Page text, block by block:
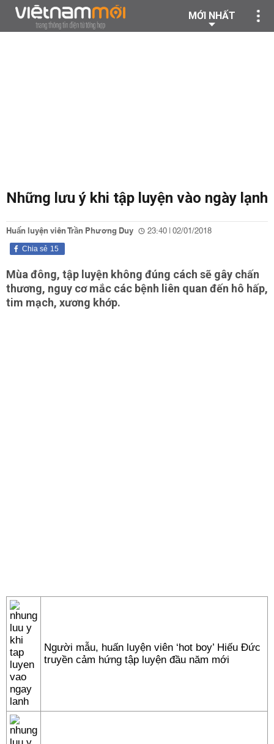
MỚI NHẤT
Những lưu ý khi tập luyện vào ngày lạnh
Huấn luyện viên Trần Phương Duy 23:40 | 02/01/2018
15
Chia sẻ
Mùa đông, tập luyện không đúng cách sẽ gây chấn
thương, nguy cơ mắc các bệnh liên quan đến hô hấp,
tim mạch, xương khớp.
Người mẫu, huấn luyện viên ‘hot boy’ Hiếu Đức
truyền cảm hứng tập luyện đầu năm mới